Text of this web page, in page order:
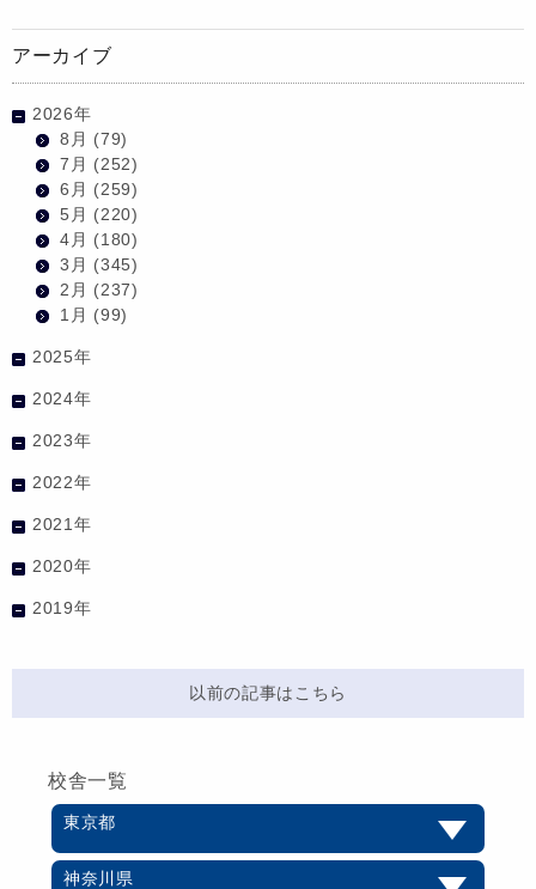
アーカイブ
2026年
8月 (79)
7月 (252)
6月 (259)
5月 (220)
4月 (180)
3月 (345)
2月 (237)
1月 (99)
2025年
2024年
2023年
2022年
2021年
2020年
2019年
以前の記事はこちら
校舎一覧
東京都
神奈川県